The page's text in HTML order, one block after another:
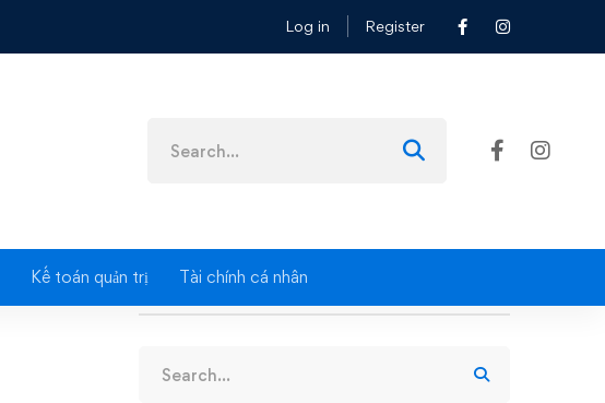
Log in Register
for:
Kế toán quản trị Tài chính cá nhân
for: